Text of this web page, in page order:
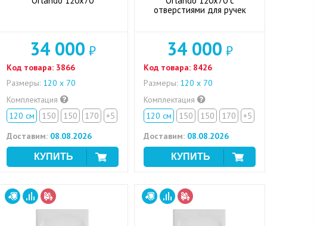
34 000 ₽
Код товара: 3866
Размеры: 120 х 70
Комплектация
120 см
150 150 170
+5
Доставим: 08.08.2026
отверстиями для ручек
34 000 ₽
Код товара: 8426
Размеры: 120 х 70
Комплектация
120 см
150 150 170
+5
Доставим: 08.08.2026